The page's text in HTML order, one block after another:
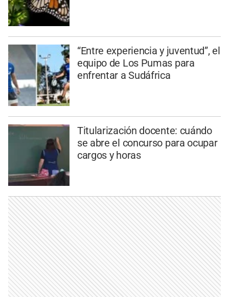
“Entre experiencia y juventud”, el
equipo de Los Pumas para
enfrentar a Sudáfrica
Titularización docente: cuándo
se abre el concurso para ocupar
cargos y horas